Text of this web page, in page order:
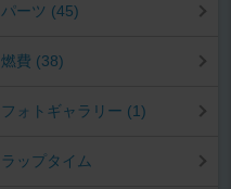
パーツ (45)
燃費 (38)
フォトギャラリー (1)
ラップタイム